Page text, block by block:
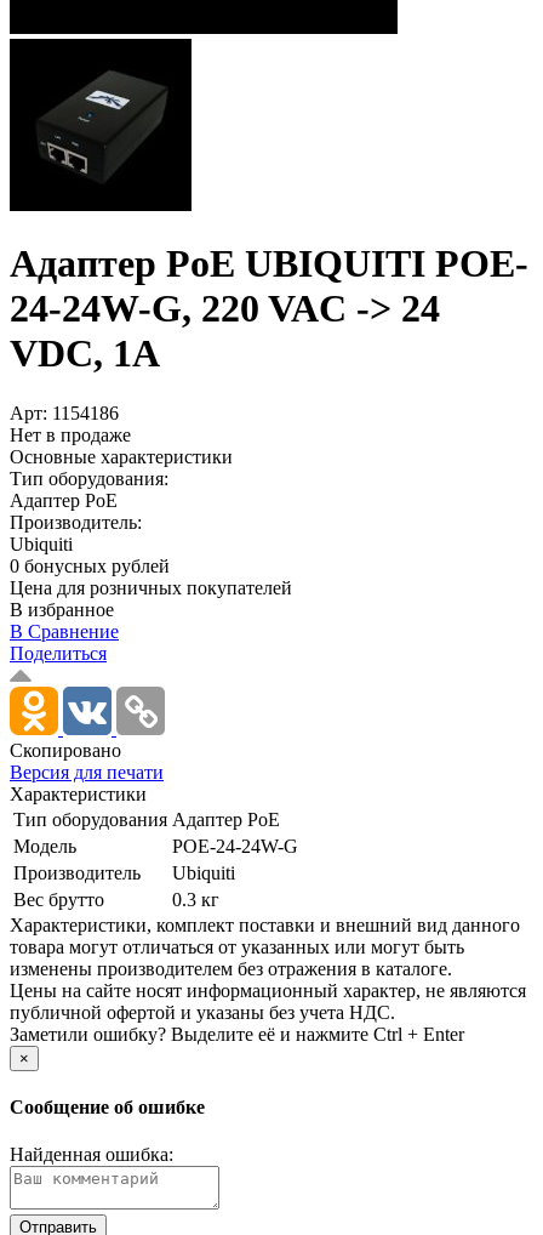
Адаптер PoE UBIQUITI POE-
24-24W-G, 220 VAC -> 24
VDC, 1А
Арт: 1154186
Нет в продаже
Основные характеристики
Тип оборудования:
Адаптер PoE
Производитель:
Ubiquiti
0 бонусных рублей
Цена для розничных покупателей
В избранное
В Сравнение
Поделиться
Скопировано
Версия для печати
Характеристики
Тип оборудования Адаптер PoE
Модель
POE-24-24W-G
Производитель
Ubiquiti
Вес брутто
0.3 кг
Xарактеристики, комплект поставки и внешний вид данного
товара могут отличаться от указанных или могут быть
изменены производителем без отражения в каталоге.
Цены на сайте носят информационный характер, не являются
публичной офертой и указаны без учета НДС.
Заметили ошибку? Выделите её и нажмите Ctrl + Enter
×
Сообщение об ошибке
Найденная ошибка: